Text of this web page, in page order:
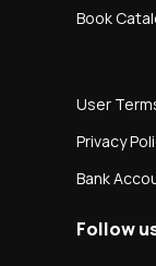
Book
User
Privacy
Bank
Follow